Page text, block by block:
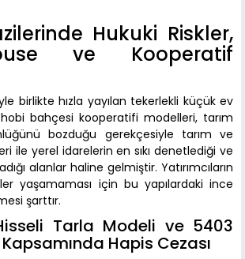
Hukuki Riskler,
ve Kooperatif
birlikte hızla yayılan tekerlekli küçük ev
bahçesi kooperatifi modelleri, tarım
bozduğu gerekçesiyle tarım ve
ile yerel idarelerin en sıkı denetlediği ve
alanlar haline gelmiştir. Yatırımcıların
yaşamaması için bu yapılardaki ince
şarttır.
Tarla Modeli ve 5403
Kapsamında Hapis Cezası